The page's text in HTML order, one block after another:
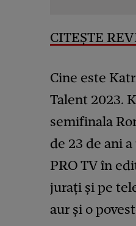
CITEȘTE
Cine este
Talent 2023.
semifinala
de 23 de ani
PRO TV în
jurați și pe
aur și o